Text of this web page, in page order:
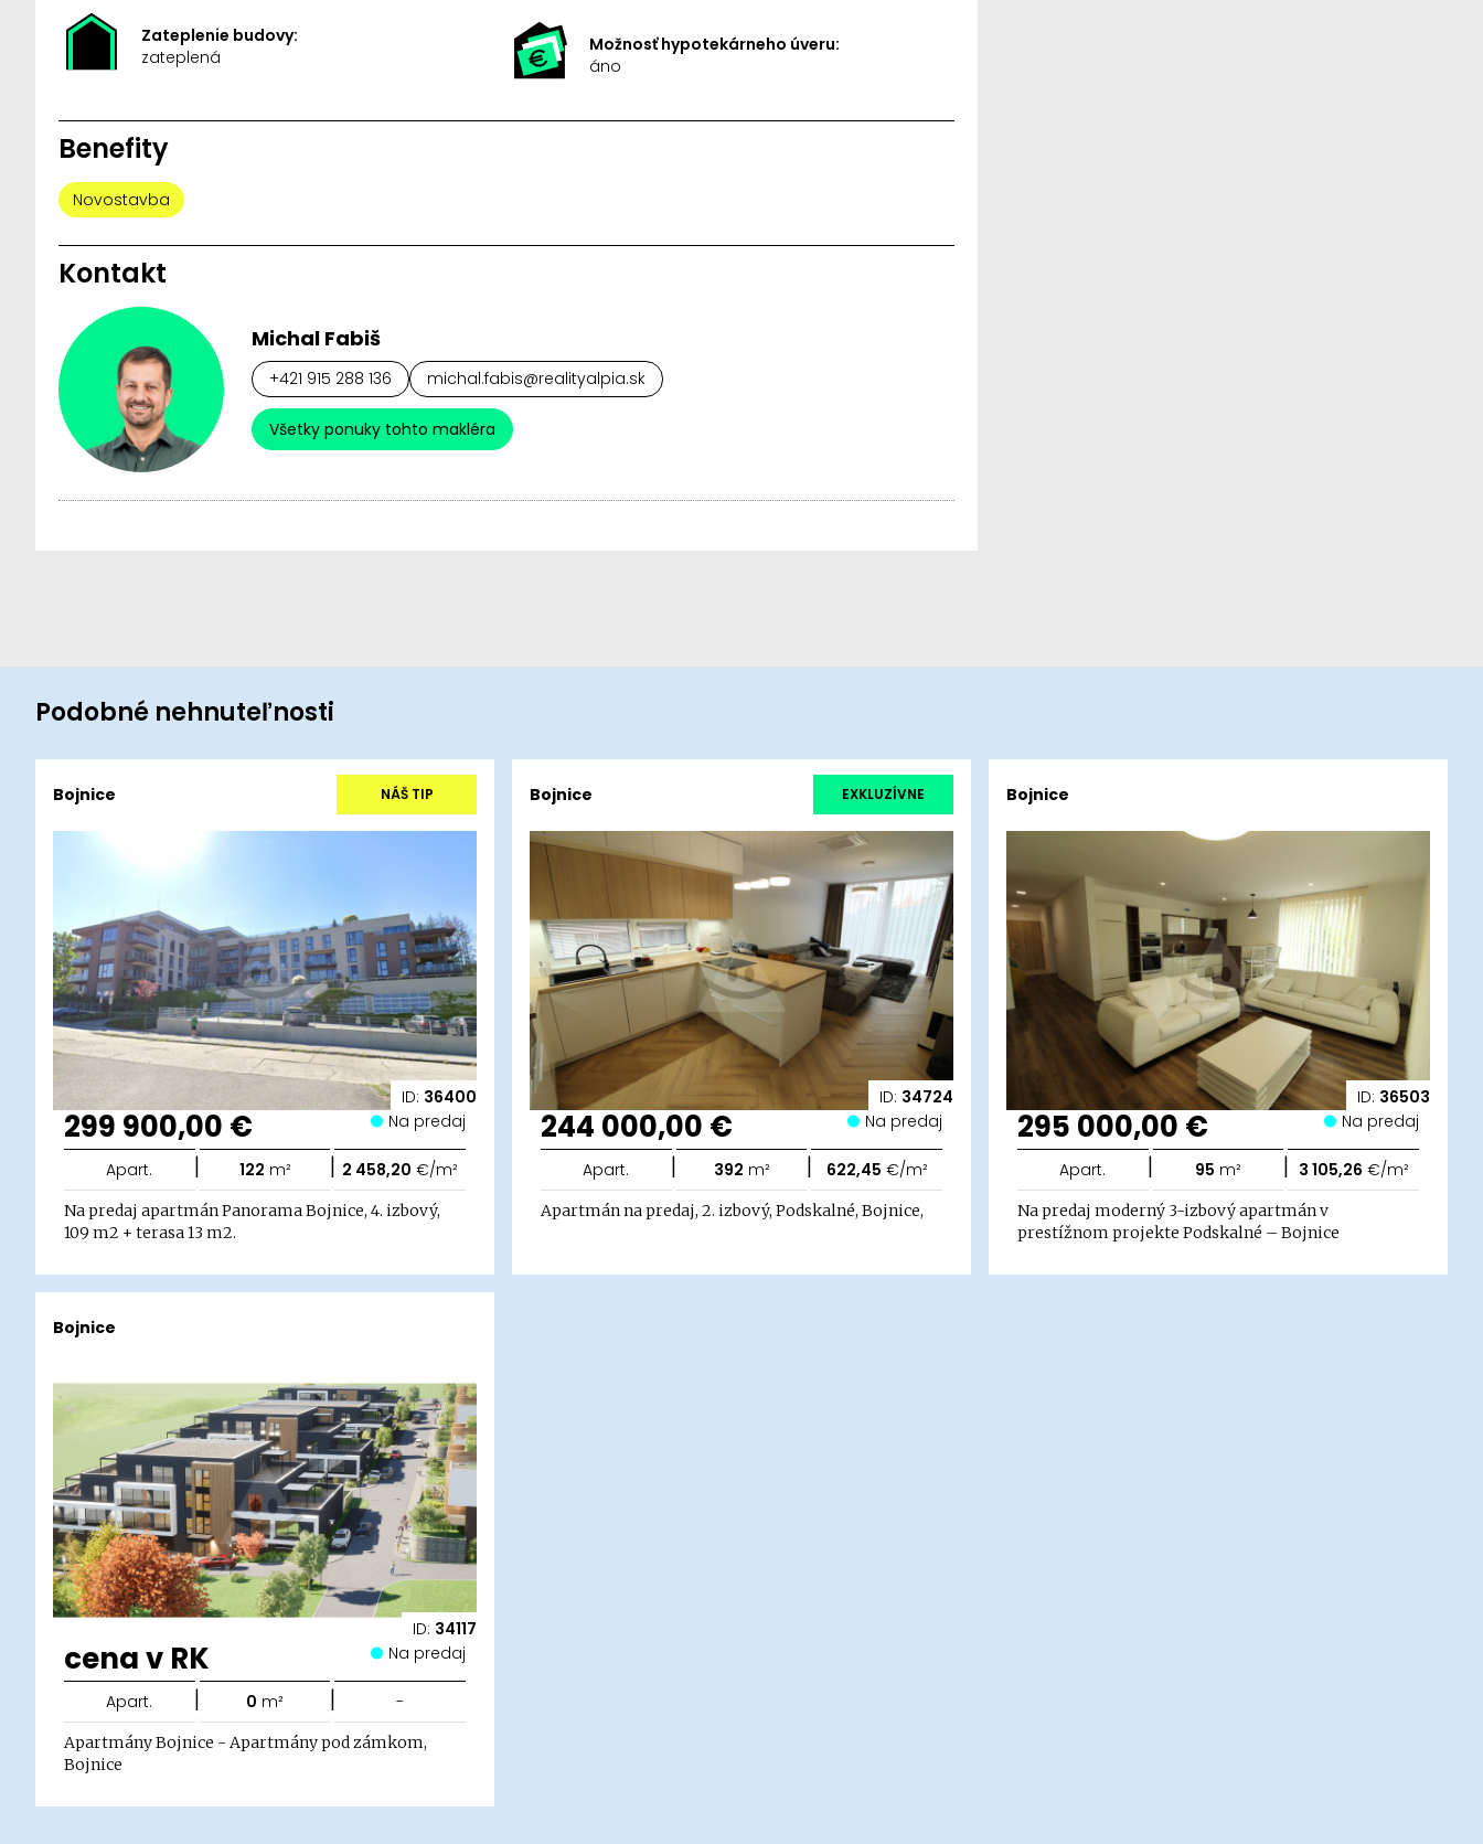
Zateplenie budovy:
zateplená
Možnosť hypotekárneho úveru:
áno
Benefity
Novostavba
Kontakt
Michal Fabiš
+421 915 288 136 michal.fabis@realityalpia.sk
Všetky ponuky tohto makléra
Podobné nehnuteľnosti
ID: 36400
Bojnice NÁŠ TIP
299 900,00 € Na predaj
Apart. | 122 m² | 2 458,20 €/m²
Na predaj apartmán Panorama Bojnice, 4. izbový,
109 m2 + terasa 13 m2.
ID: 34724
Bojnice EXKLUZÍVNE
244 000,00 € Na predaj
Apart. | 392 m² | 622,45 €/m²
Apartmán na predaj, 2. izbový, Podskalné, Bojnice,
ID: 36503
Bojnice
295 000,00 € Na predaj
Apart. | 95 m² | 3 105,26 €/m²
Na predaj moderný 3-izbový apartmán v
prestížnom projekte Podskalné – Bojnice
ID: 34117
Bojnice
cena v RK Na predaj
Apart. | 0 m² | -
Apartmány Bojnice - Apartmány pod zámkom,
Bojnice